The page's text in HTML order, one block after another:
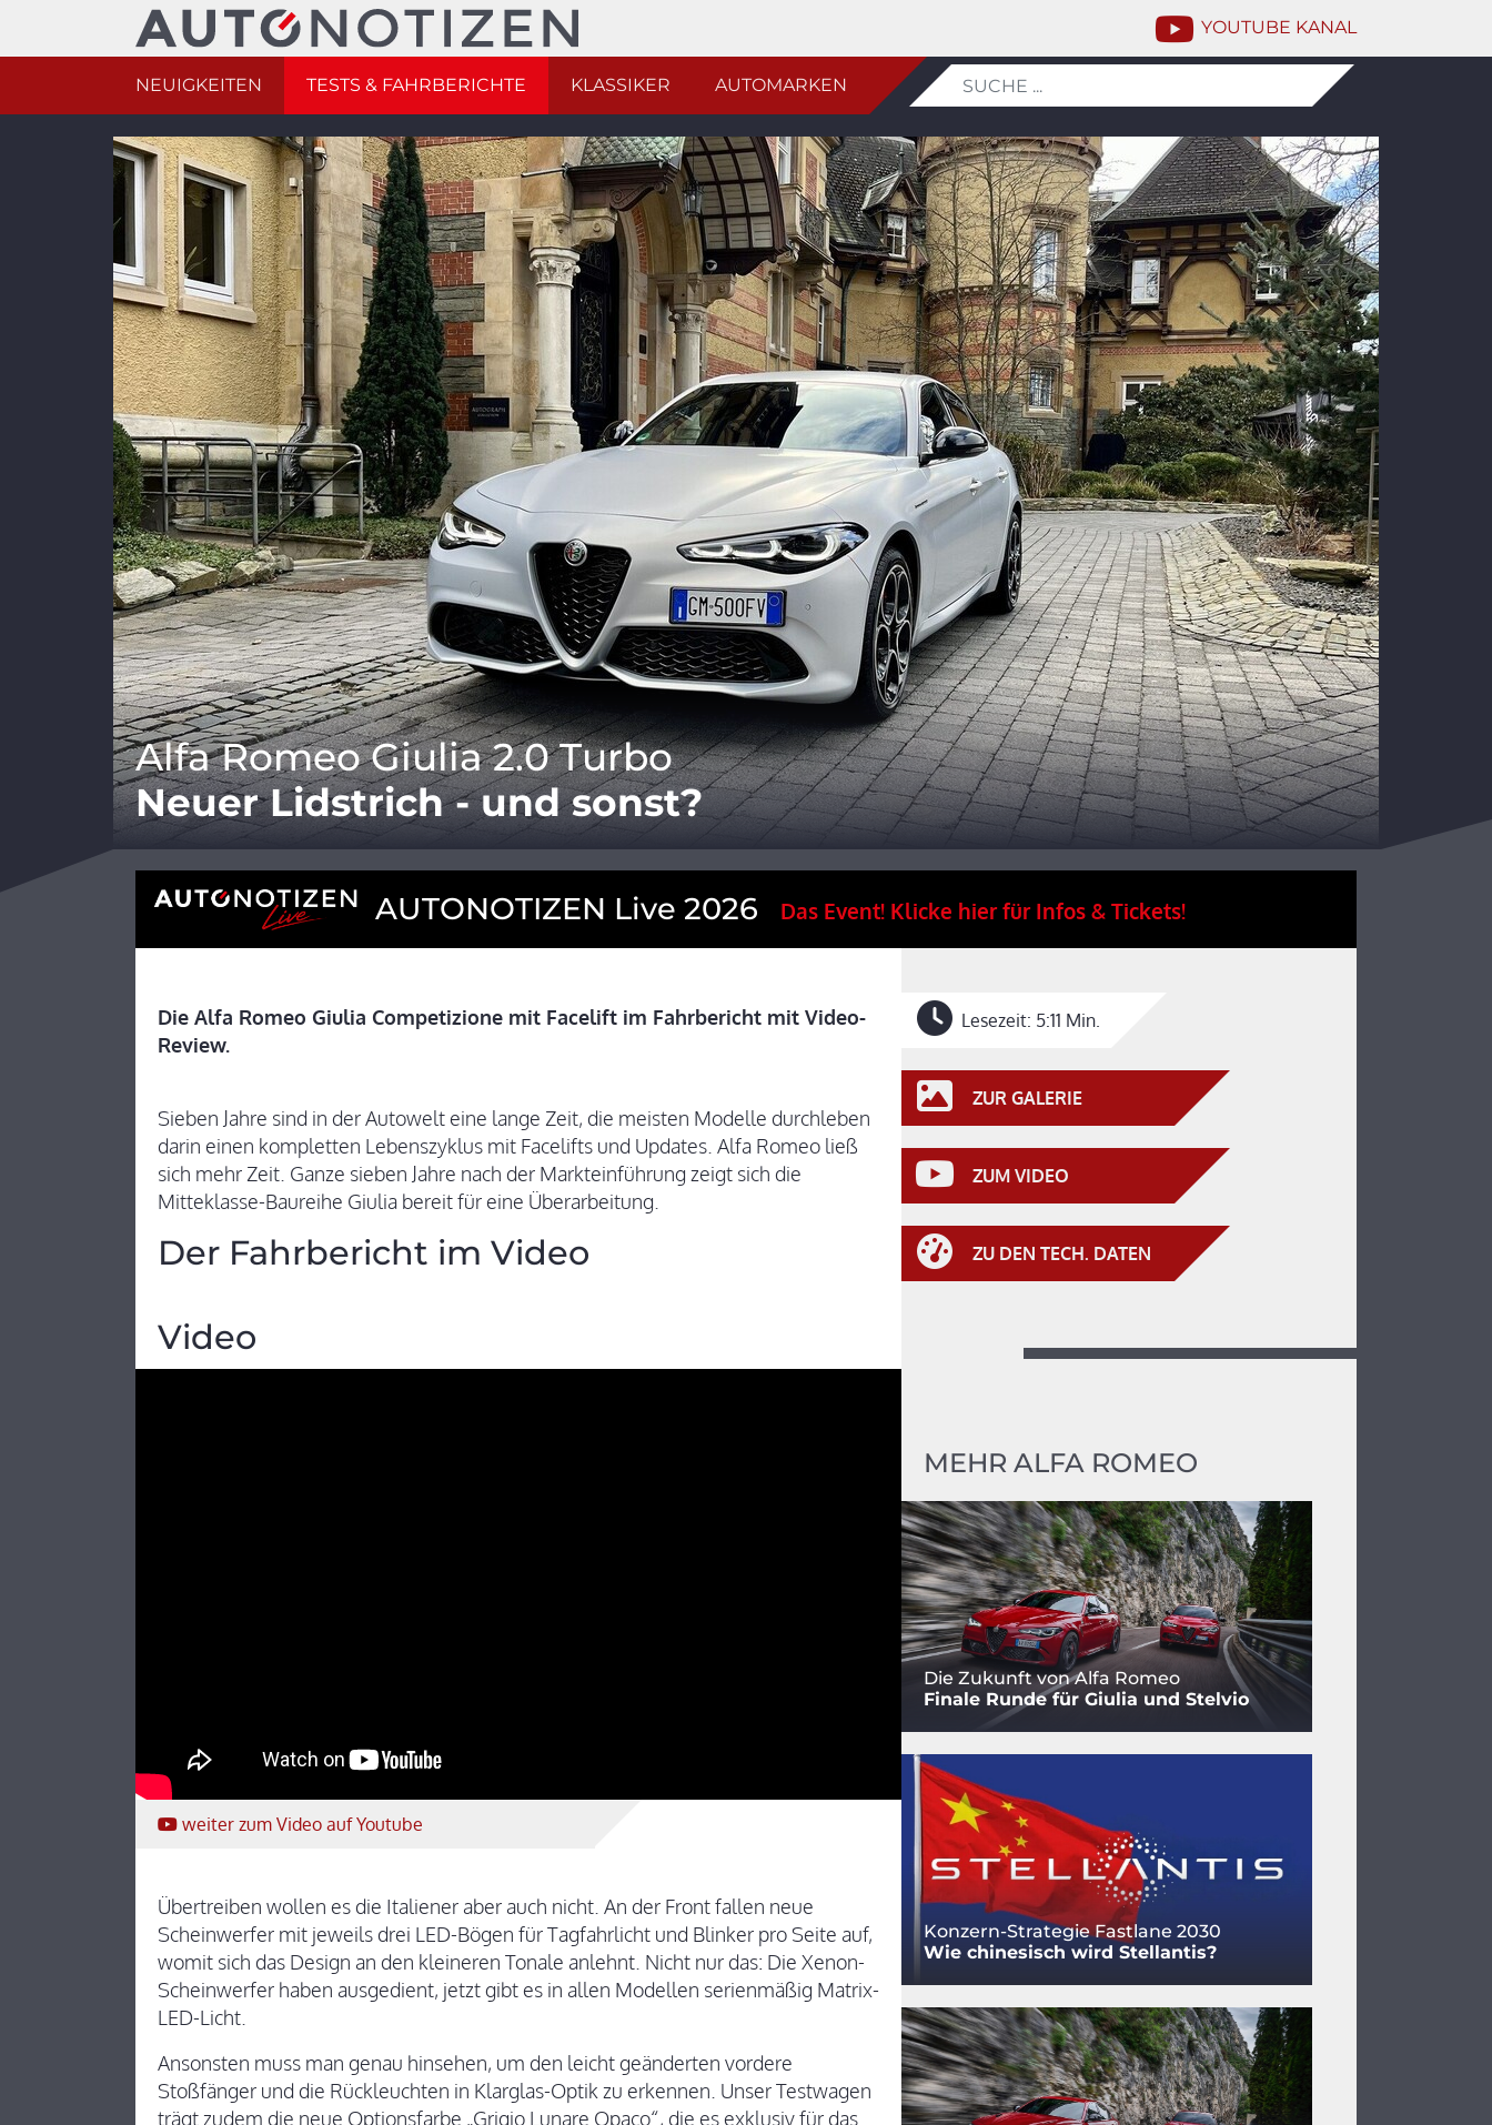
YOUTUBE KANAL
NEUIGKEITEN TESTS & FAHRBERICHTE KLASSIKER AUTOMARKEN
Alfa Romeo Giulia 2.0 Turbo
Neuer Lidstrich - und sonst?
AUTONOTIZEN Live 2026 Das Event! Klicke hier für Infos & Tickets!
Die Alfa Romeo Giulia Competizione mit Facelift im Fahrbericht mit Video-
Review.
Sieben Jahre sind in der Autowelt eine lange Zeit, die meisten Modelle durchleben
darin einen kompletten Lebenszyklus mit Facelifts und Updates. Alfa Romeo ließ
sich mehr Zeit. Ganze sieben Jahre nach der Markteinführung zeigt sich die
Mitteklasse-Baureihe Giulia bereit für eine Überarbeitung.
Der Fahrbericht im Video
Video
weiter zum Video auf Youtube
Übertreiben wollen es die Italiener aber auch nicht. An der Front fallen neue
Scheinwerfer mit jeweils drei LED-Bögen für Tagfahrlicht und Blinker pro Seite auf,
womit sich das Design an den kleineren Tonale anlehnt. Nicht nur das: Die Xenon-
Scheinwerfer haben ausgedient, jetzt gibt es in allen Modellen serienmäßig Matrix-
LED-Licht.
Ansonsten muss man genau hinsehen, um den leicht geänderten vordere
Stoßfänger und die Rückleuchten in Klarglas-Optik zu erkennen. Unser Testwagen
trägt zudem die neue Optionsfarbe „Grigio Lunare Opaco“, die es exklusiv für das
Lesezeit: 5:11 Min.
ZUR GALERIE
ZUM VIDEO
ZU DEN TECH. DATEN
MEHR ALFA ROMEO
Die Zukunft von Alfa Romeo
Finale Runde für Giulia und Stelvio
Konzern-Strategie Fastlane 2030
Wie chinesisch wird Stellantis?